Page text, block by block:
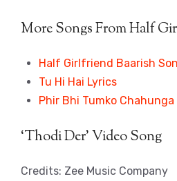
More Songs From Half
Half Girlfriend Baarish
Tu Hi Hai Lyrics
Phir Bhi Tumko Chahunga
‘Thodi Der’ Video Song
Credits: Zee Music Company